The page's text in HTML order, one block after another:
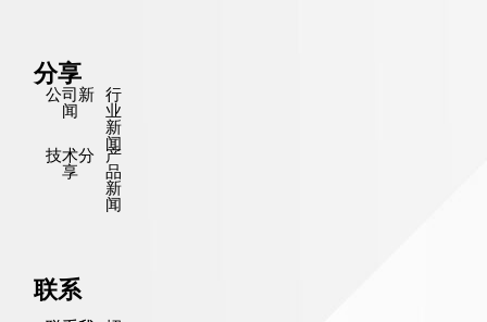
分享
公司新
闻
行
业
新
闻
技术分
享
产
品
新
闻
联系